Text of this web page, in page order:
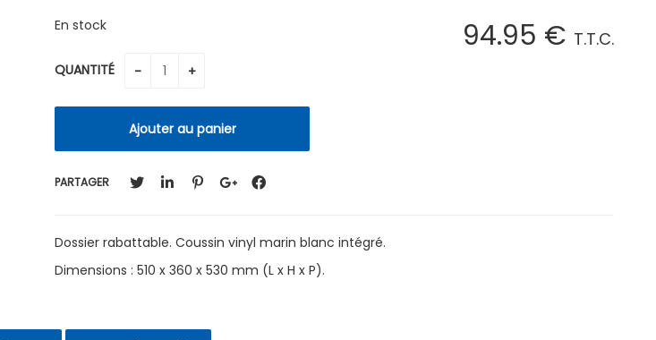
94.95 € T.T.C.
En stock
QUANTITÉ
PARTAGER
Dossier rabattable. Coussin vinyl marin blanc intégré.
Dimensions : 510 x 360 x 530 mm (L x H x P).